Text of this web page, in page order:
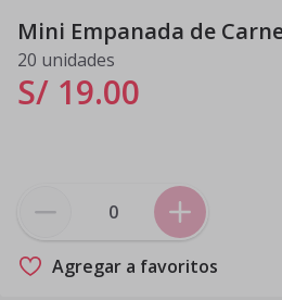
Mini Empanada de
20 unidades
S/ 19.00
Agregar a favoritos